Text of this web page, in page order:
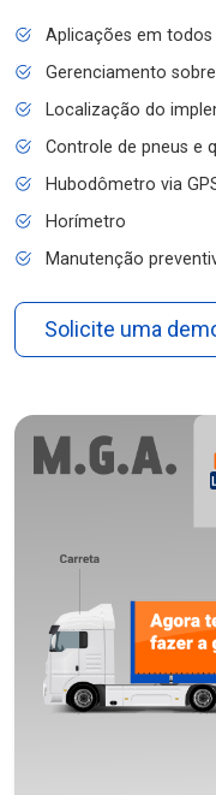
Aplicações em
Gerenciamento
Localização do
Controle de pneus e
Hubodômetro via
Horímetro
Manutenção
Solicite uma